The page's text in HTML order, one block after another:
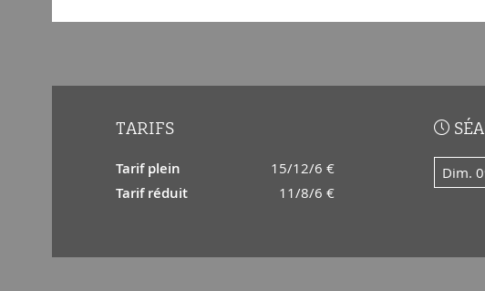
TARIFS
Tarif plein 15/12/6 €
Tarif réduit 11/8/6 €
dim.